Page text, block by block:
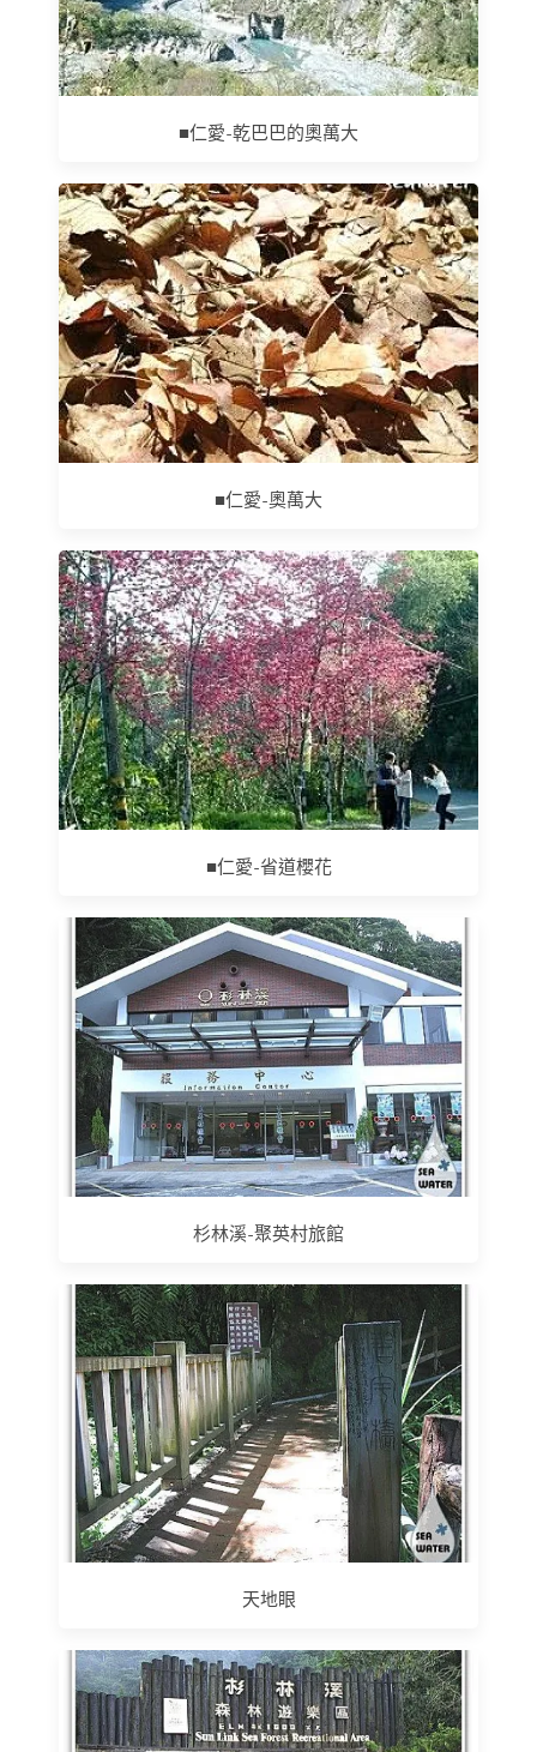
■仁愛-乾巴巴的奧萬大
■仁愛-奧萬大
■仁愛-省道櫻花
杉林溪-聚英村旅館
天地眼